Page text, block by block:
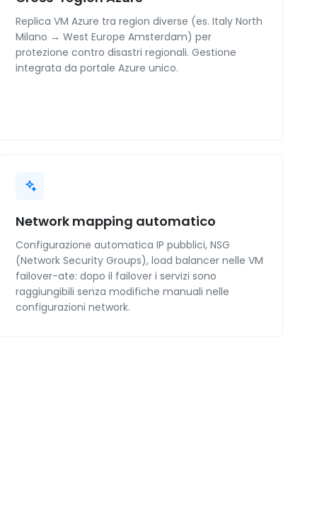
Replica VM Azure tra region diverse (es. Italy North
Milano → West Europe Amsterdam) per
protezione contro disastri regionali. Gestione
integrata da portale Azure unico.
Network mapping automatico
Configurazione automatica IP pubblici, NSG
(Network Security Groups), load balancer nelle VM
failover-ate: dopo il failover i servizi sono
raggiungibili senza modifiche manuali nelle
configurazioni network.